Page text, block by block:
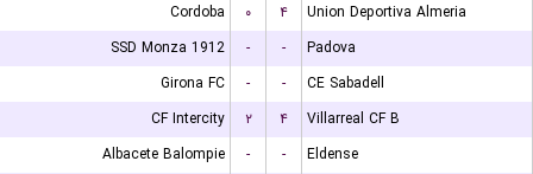
Cordoba
۰ ۴
Union Deportiva Almeria
SSD Monza 1912
- -
Padova
Girona FC
- -
CE Sabadell
CF Intercity
۲ ۴
Villarreal CF B
Albacete Balompie
- -
Eldense